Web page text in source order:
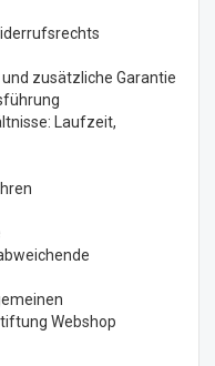
zusätzliche Garantie
Laufzeit,
Webshop